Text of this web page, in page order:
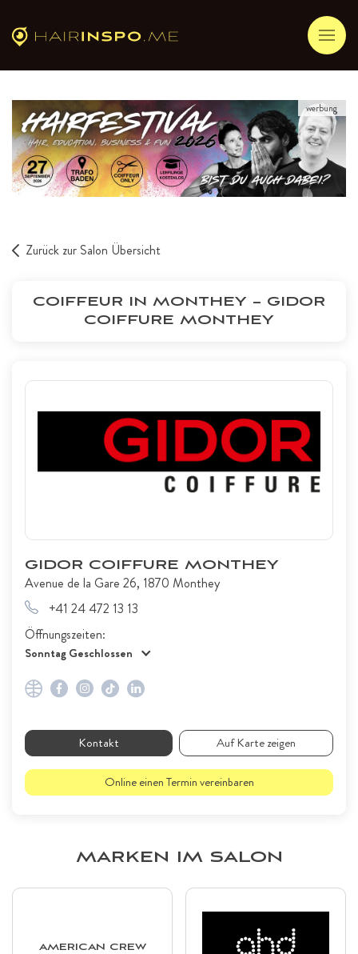
werbung
Zurück zur Salon Übersicht
COIFFEUR IN MONTHEY – GIDOR
COIFFURE MONTHEY
GIDOR COIFFURE MONTHEY
Avenue de la Gare 26, 1870 Monthey
+41 24 472 13 13
Öffnungszeiten:
Sonntag Geschlossen
Kontakt Auf Karte zeigen
Online einen Termin vereinbaren
MARKEN IM SALON
AMERICAN CREW